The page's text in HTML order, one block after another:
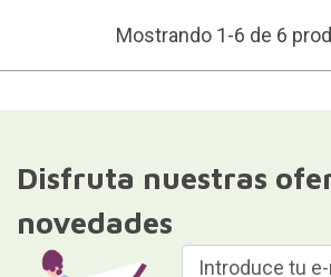
Mostrando 1-6 de 6
Disfruta nuestras
novedades